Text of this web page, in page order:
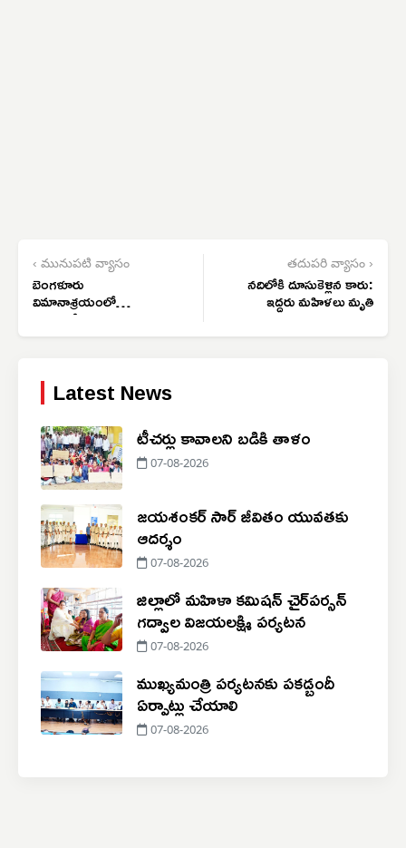
‹ మునుపటి వ్యాసం
బెంగళూరు
విమానాశ్రయంలో
గందరగోళం
తదుపరి వ్యాసం ›
నదిలోకి దూసుకెళ్లిన కారు:
ఇద్దరు మహిళలు మృతి
Latest News
టీచర్లు కావాలని బడికి తాళం
07-08-2026
జయశంకర్ సార్ జీవితం యువతకు
ఆదర్శం
07-08-2026
జిల్లాలో మహిళా కమిషన్ చైర్‌పర్సన్
గద్వాల విజయలక్ష్మి పర్యటన
07-08-2026
ముఖ్యమంత్రి పర్యటనకు పకడ్బందీ
ఏర్పాట్లు చేయాలి
07-08-2026